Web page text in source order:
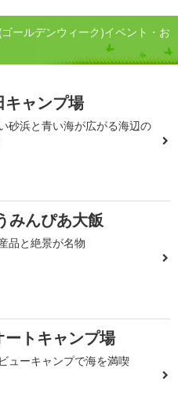
ールデンウィーク)イベント・お
キャンプ場
砂浜と青い海が広がる海辺の
みんぴあ大飯
品と絶景が名物
ートキャンプ場
ューキャンプで海を満喫